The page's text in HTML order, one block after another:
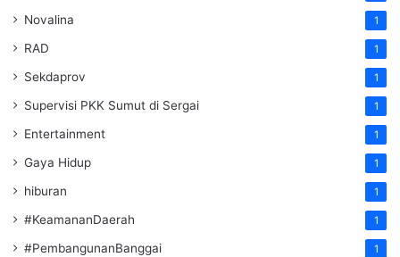
Novalina 1
RAD 1
Sekdaprov 1
Supervisi PKK Sumut di Sergai 1
Entertainment 1
Gaya Hidup 1
hiburan 1
#KeamananDaerah 1
#PembangunanBanggai 1